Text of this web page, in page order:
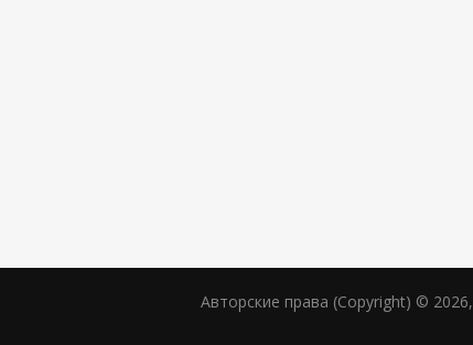
Авторские права (Copyright) © 2026,